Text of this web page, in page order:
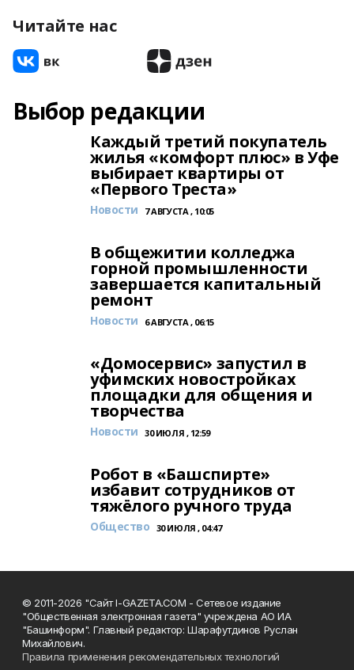
Читайте нас
Выбор редакции
Каждый третий покупатель
жилья «комфорт плюс» в Уфе
выбирает квартиры от
«Первого Треста»
Новости 7 АВГУСТА , 10:05
В общежитии колледжа
горной промышленности
завершается капитальный
ремонт
Новости 6 АВГУСТА , 06:15
«Домосервис» запустил в
уфимских новостройках
площадки для общения и
творчества
Новости 30 ИЮЛЯ , 12:59
Робот в «Башспирте»
избавит сотрудников от
тяжёлого ручного труда
Общество 30 ИЮЛЯ , 04:47
© 2011-2026 "Сайт I-GAZETA.COM - Сетевое издание
"Общественная электронная газета" учреждена АО ИА
"Башинформ". Главный редактор: Шарафутдинов Руслан
Михайлович.
Правила применения рекомендательных технологий